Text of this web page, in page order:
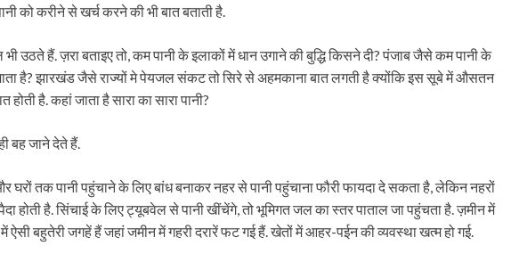
को करीने से खर्च करने की भी बात बताती है.
उठते हैं. ज़रा बताइए तो, कम पानी के इलाकों में धान उगाने की बुद्धि किसने दी? पंजाब जैसे कम पानी के
है? झारखंड जैसे राज्यों मे पेयजल संकट तो सिरे से अहमकाना बात लगती है क्योंकि इस सूबे में औसतन
है. कहां जाता है सारा का सारा पानी?
बह जाने देते हैं.
तक पानी पहुंचाने के लिए बांध बनाकर नहर से पानी पहुंचाना फौरी फायदा दे सकता है, लेकिन नहरों
होती है. सिंचाई के लिए ट्यूबवेल से पानी खींचेंगे, तो भूमिगत जल का स्तर पाताल जा पहुंचता है. ज़मीन में
में ऐसी बहुतेरी जगहें हैं जहां जमीन में गहरी दरारें फट गई हैं. खेतों में आहर-पईन की व्यवस्था खत्म हो गई.